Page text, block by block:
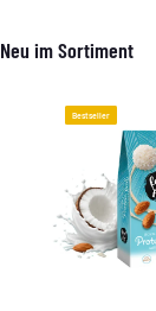
Neu im Sortiment
Bestseller